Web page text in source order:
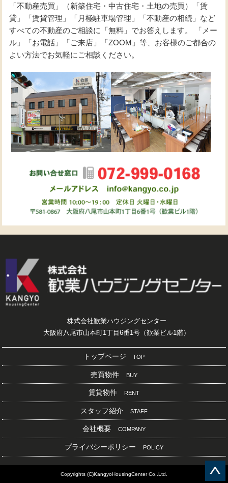
「不動産売買」（新築住宅・中古住宅・土地の売買）「賃
貸」「賃貸管理」「月極駐車場管理」「不動産の相続」など
すべての不動産のご相談に「無料」でお答えします。 「メー
ル」「お電話」「ご来店」「ZOOM」等、お客様のご都合の
よい方法でお気軽にご相談ください。
株式会社歓業ハウジングセンター
大阪府八尾市山本町1丁目6番1号（歓業ビル1階）
トップページ TOP
売買物件 BUY
賃貸物件 RENT
スタッフ紹介 STAFF
会社概要 COMPANY
プライバシーポリシー POLICY
Copyrights (C)KangyoHousingCenter Co,.Ltd.